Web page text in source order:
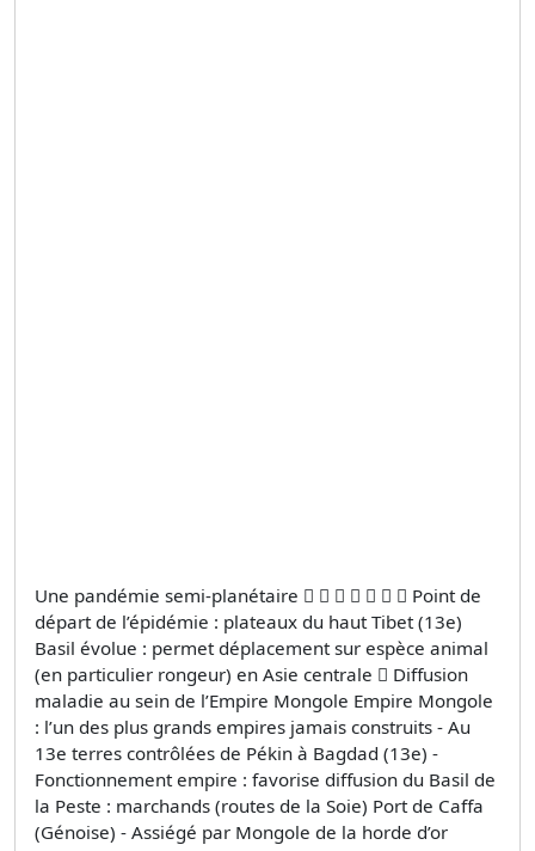
Une pandémie semi-planétaire        Point de
départ de l’épidémie : plateaux du haut Tibet (13e)
Basil évolue : permet déplacement sur espèce animal
(en particulier rongeur) en Asie centrale  Diffusion
maladie au sein de l’Empire Mongole Empire Mongole
: l’un des plus grands empires jamais construits - Au
13e terres contrôlées de Pékin à Bagdad (13e) -
Fonctionnement empire : favorise diffusion du Basil de
la Peste : marchands (routes de la Soie) Port de Caffa
(Génoise) - Assiégé par Mongole de la horde d’or